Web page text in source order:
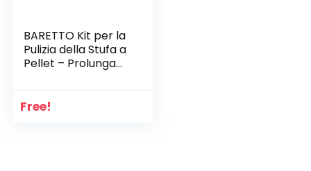
BARETTO Kit per la
Pulizia della Stufa a
Pellet – Prolunga
90° – 1 Scovolo
Free!